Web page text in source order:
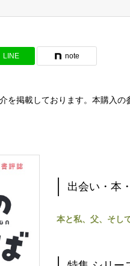
LINE note
を掲載しております。本購入の
出会い・本
本と私、父、そし